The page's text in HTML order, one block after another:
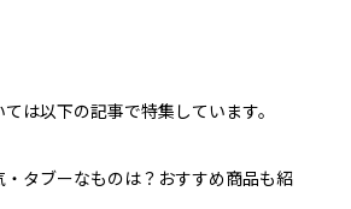
は以下の記事で特集しています。
タブーなものは？おすすめ商品も紹